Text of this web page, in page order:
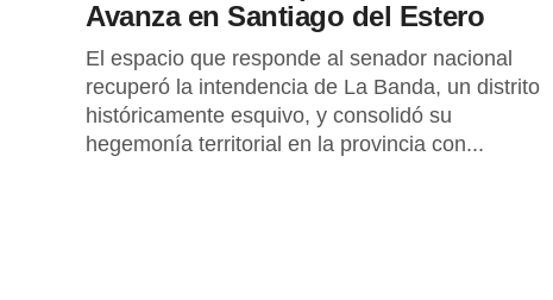
Avanza en Santiago del Estero
El espacio que responde al senador nacional
recuperó la intendencia de La Banda, un distrito
históricamente esquivo, y consolidó su
hegemonía territorial en la provincia con...